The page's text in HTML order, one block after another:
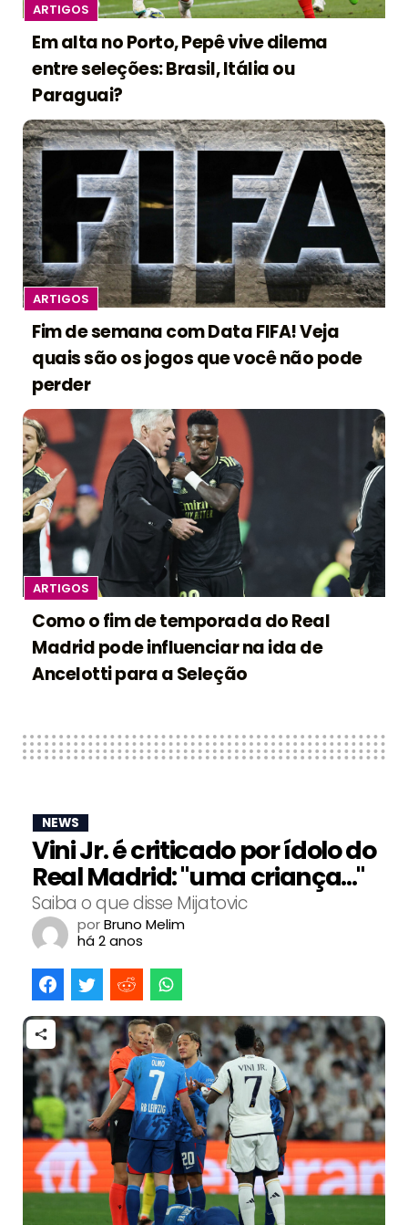
ARTIGOS
Em alta no Porto, Pepê vive dilema
entre seleções: Brasil, Itália ou
Paraguai?
ARTIGOS
Fim de semana com Data FIFA! Veja
quais são os jogos que você não pode
perder
ARTIGOS
Como o fim de temporada do Real
Madrid pode influenciar na ida de
Ancelotti para a Seleção
NEWS
Vini Jr. é criticado por ídolo do
Real Madrid: "uma criança..."
Saiba o que disse Mijatovic
porBruno Melim
há 2 anos